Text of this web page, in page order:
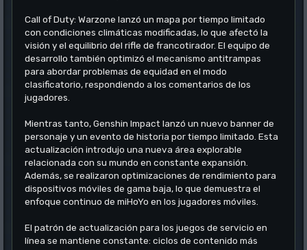
Call of Duty: Warzone lanzó un mapa por tiempo limitado
con condiciones climáticas modificadas, lo que afectó la
visión y el equilibrio del rifle de francotirador. El equipo de
desarrollo también optimizó el mecanismo antitrampas
para abordar problemas de equidad en el modo
clasificatorio, respondiendo a los comentarios de los
jugadores.
Mientras tanto, Genshin Impact lanzó un nuevo banner de
personaje y un evento de historia por tiempo limitado. Esta
actualización introdujo una nueva área explorable
relacionada con su mundo en constante expansión.
Además, se realizaron optimizaciones de rendimiento para
dispositivos móviles de gama baja, lo que demuestra el
enfoque continuo de miHoYo en los jugadores móviles.
El patrón de actualización para los juegos de servicio en
línea se mantiene constante: ciclos de contenido más